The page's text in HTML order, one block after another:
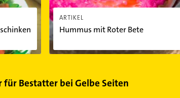
ARTIKEL
Hummus mit Roter Bete
Bestatter bei Gelbe Seiten